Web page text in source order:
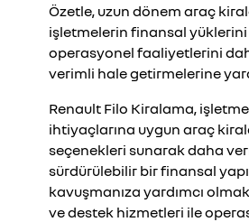
Özetle, uzun dönem araç
işletmelerin finansal yüklerini
operasyonel faaliyetlerini
verimli hale getirmelerine
Renault Filo Kiralama,
ihtiyaçlarına uygun araç
seçenekleri sunarak daha
sürdürülebilir bir finansal
kavuşmanıza yardımcı
ve destek hizmetleri ile